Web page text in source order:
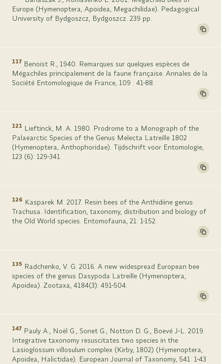
Europe (Hymenoptera, Apoidea, Megachilidae). Pedagogical
University of Bydgoszcz, Bydgoszcz. 239 pp.
117 Benoist R., 1940. Remarques sur quelques espèces de
Mégachiles principalement de la faune française. Annales de la
Société Entomologique de France, 109 : 41-88.
121 Lieftinck, M. A. 1980. Prodrome to a Monograph of the
Palaearctic Species of the Genus Melecta Latreille 1802
(Hymenoptera, Anthophoridae). Tijdschrift voor Entomologie,
123 (6): 129-341.
126 Kasparek M. 2017. Resin bees of the Anthidiine genus
Trachusa. Identification, taxonomy, distribution and biology of
the Old World species. Entomofauna, 21: 1-152.
135 Radchenko, V. G. 2016. A new widespread European bee
species of the genus Dasypoda Latreille (Hymenoptera,
Apoidea). Zootaxa, 4184(3): 491-504.
147 Pauly A., Noël G., Sonet G., Notton D. G., Boevé J-L. 2019.
Integrative taxonomy resuscitates two species in the
Lasioglossum villosulum complex (Kirby, 1802) (Hymenoptera,
Apoidea, Halictidae). European Journal of Taxonomy, 541: 1-43